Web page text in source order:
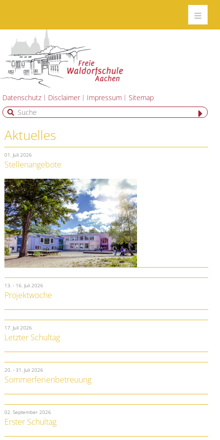
Datenschutz Disclaimer Impressum Sitemap
Aktuelles
01. Juli 2026
Stellenangebote
13. - 16. Juli 2026
Projektwoche
17. Juli 2026
Letzter Schultag
20. - 31. Juli 2026
Sommerferienbetreuung
02. September 2026
Erster Schultag